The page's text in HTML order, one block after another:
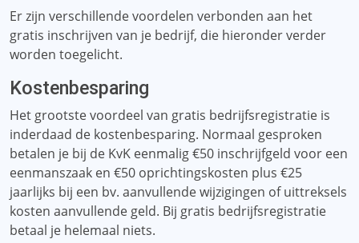
Er zijn verschillende voordelen verbonden aan het
gratis inschrijven van je bedrijf, die hieronder verder
worden toegelicht.
Kostenbesparing
Het grootste voordeel van gratis bedrijfsregistratie is
inderdaad de kostenbesparing. Normaal gesproken
betalen je bij de KvK eenmalig €50 inschrijfgeld voor een
eenmanszaak en €50 oprichtingskosten plus €25
jaarlijks bij een bv. aanvullende wijzigingen of uittreksels
kosten aanvullende geld. Bij gratis bedrijfsregistratie
betaal je helemaal niets.